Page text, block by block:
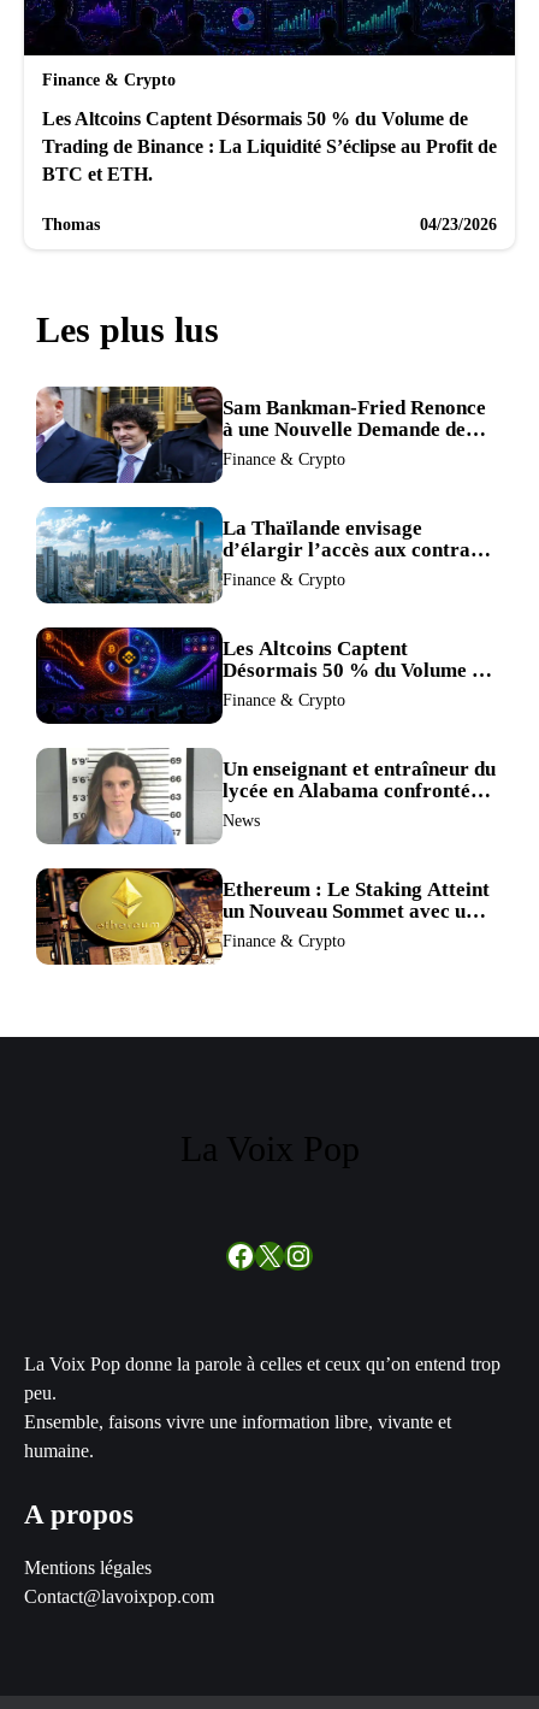
Finance & Crypto
Les Altcoins Captent Désormais 50 % du Volume de
Trading de Binance : La Liquidité S’éclipse au Profit de
BTC et ETH.
Thomas 04/23/2026
Les plus lus
Sam Bankman-Fried Renonce
à une Nouvelle Demande de
Procès, Intensifiant la
Pression pour la Récusation
Finance & Crypto
La Thaïlande envisage
d’élargir l’accès aux contrats
à terme crypto dans une
refonte de sa réglementation.
Finance & Crypto
Les Altcoins Captent
Désormais 50 % du Volume de
Trading de Binance : La
Liquidité S’éclipse au Profit de
Finance & Crypto
Un enseignant et entraîneur du
lycée en Alabama confronté
au divorce après avoir été
News
Ethereum : Le Staking Atteint
un Nouveau Sommet avec un
Verrouillage Accru des ETH
Finance & Crypto
La Voix Pop
Facebook
X Instagram
La Voix Pop donne la parole à celles et ceux qu’on entend trop
peu.
Ensemble, faisons vivre une information libre, vivante et
humaine.
A propos
Mentions légales
Contact@lavoixpop.com